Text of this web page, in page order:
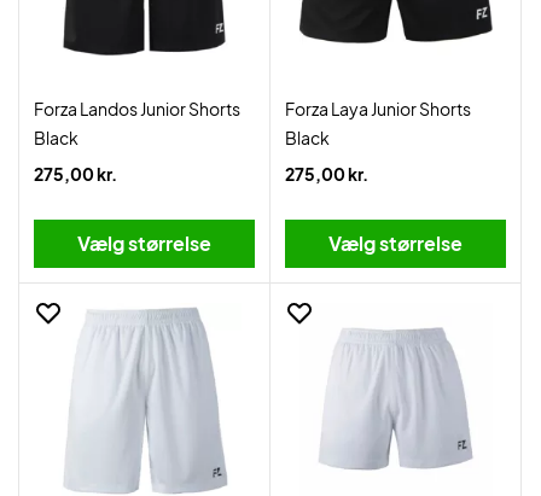
Forza Landos Junior Shorts
Black
275,00 kr.
Vælg størrelse
Forza Laya Junior Shorts
Black
275,00 kr.
Vælg størrelse